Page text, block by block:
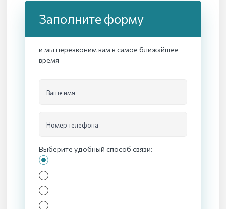
Заполните форму
и мы перезвоним вам в самое ближайшее
время
Ваше имя
Номер телефона
Выберите удобный способ связи: